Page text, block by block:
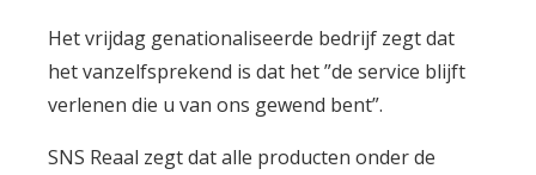
Het vrijdag genationaliseerde bedrijf zegt dat
het vanzelfsprekend is dat het ”de service blijft
verlenen die u van ons gewend bent”.
SNS Reaal zegt dat alle producten onder de